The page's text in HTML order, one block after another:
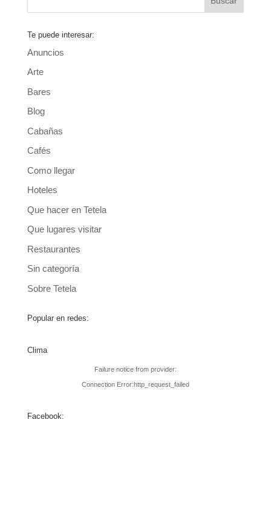
Te puede interesar:
Anuncios
Arte
Bares
Blog
Cabañas
Cafés
Como llegar
Hoteles
Que hacer en Tetela
Que lugares visitar
Restaurantes
Sin categoría
Sobre Tetela
Popular en redes:
Clima
Failure notice from provider:
Connection Error:http_request_failed
Facebook: